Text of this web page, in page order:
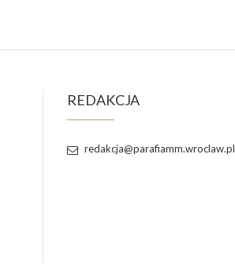
REDAKCJA
redakcja@parafiamm.wroclaw.pl